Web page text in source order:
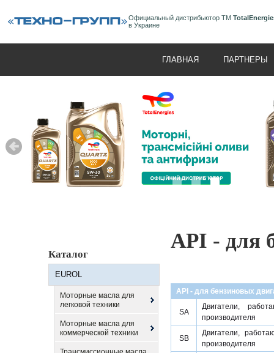
Официальный дистрибьютор ТМ
в Украине
ГЛАВНАЯ ПАРТНЕРЫ
Каталог
EUROL
Моторные масла для
легковой техники
Моторные масла для
коммерческой техники
API - для
API - для бензиновых
SA
Двигатели,
производителя
SB
Двигатели,
производителя